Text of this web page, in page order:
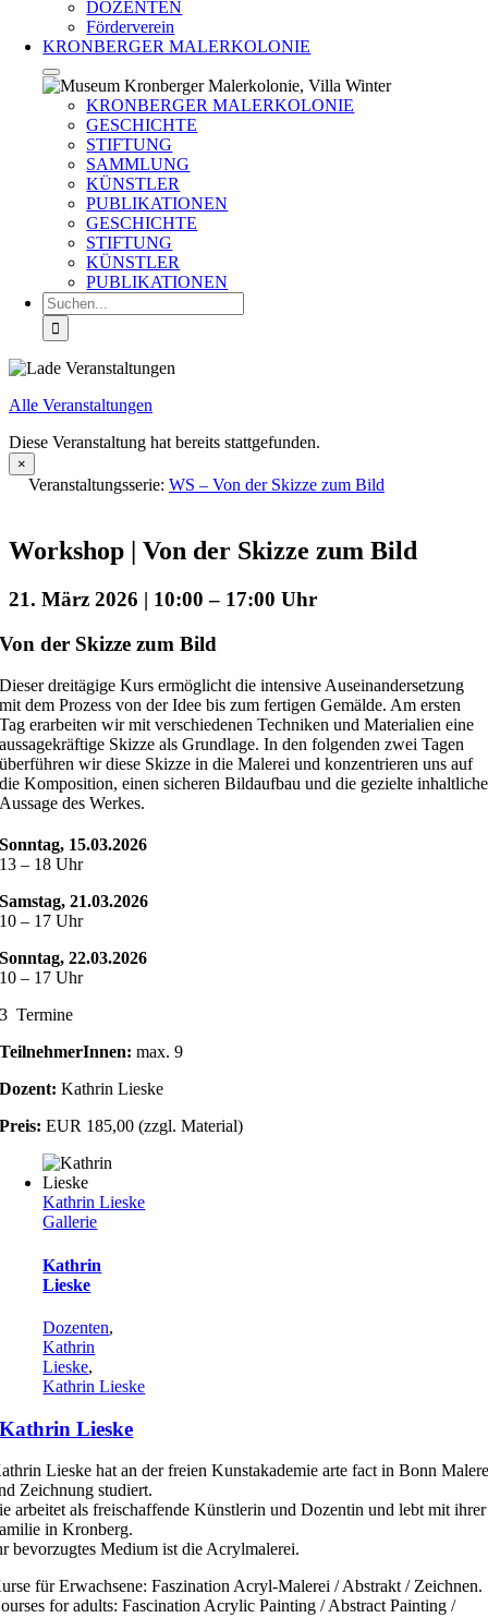
DOZENTEN
Förderverein
KRONBERGER MALERKOLONIE
KRONBERGER MALERKOLONIE
GESCHICHTE
STIFTUNG
SAMMLUNG
KÜNSTLER
PUBLIKATIONEN
GESCHICHTE
STIFTUNG
KÜNSTLER
PUBLIKATIONEN
Suche
nach:
Alle Veranstaltungen
Diese Veranstaltung hat bereits stattgefunden.
×
Veranstaltungsserie: WS – Von der Skizze zum Bild
Workshop | Von der Skizze zum Bild
21. März 2026 | 10:00 – 17:00
Von der Skizze zum Bild
Dieser dreitägige Kurs ermöglicht die intensive Auseinandersetzung
mit dem Prozess von der Idee bis zum fertigen Gemälde. Am ersten
Tag erarbeiten wir mit verschiedenen Techniken und Materialien eine
aussagekräftige Skizze als Grundlage. In den folgenden zwei Tagen
überführen wir diese Skizze in die Malerei und konzentrieren uns auf
die Komposition, einen sicheren Bildaufbau und die gezielte inhaltliche
Aussage des Werkes.
Sonntag, 15.03.2026
13 – 18 Uhr
Samstag, 21.03.2026
10 – 17 Uhr
Sonntag, 22.03.2026
10 – 17 Uhr
3 Termine
TeilnehmerInnen: max. 9
Dozent: Kathrin Lieske
Preis: EUR 185,00 (zzgl. Material)
Kathrin Lieske
Gallerie
Kathrin
Lieske
Dozenten,
Kathrin
Lieske,
Kathrin Lieske
Kathrin Lieske
Lieske hat an der freien Kunstakademie arte fact in Bonn
Zeichnung studiert.
arbeitet als freischaffende Künstlerin und Dozentin und lebt mit ihrer
in Kronberg.
bevorzugtes Medium ist die Acrylmalerei.
für Erwachsene: Faszination Acryl-Malerei / Abstrakt / Zeichnen.
for adults: Fascination Acrylic Painting / Abstract Painting /